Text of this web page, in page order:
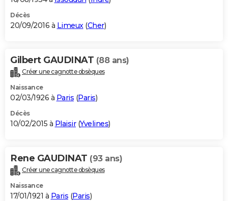
Décès
20/09/2016 à Limeux(Cher)
Gilbert GAUDINAT (88 ans)
Créer une cagnotte obsèques
Naissance
02/03/1926 à Paris (Paris)
Décès
10/02/2015 à Plaisir(Yvelines)
Rene GAUDINAT (93 ans)
Créer une cagnotte obsèques
Naissance
17/01/1921 à Paris (Paris)